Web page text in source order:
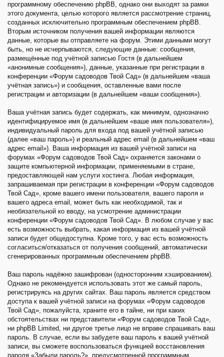
программному обеспечению phpBB, однако они выходят за рамки
этого документа, целью которого является рассмотрение страниц,
созданных исключительно программным обеспечением phpBB.
Вторым источником получения вашей информации являются
данные, которые вы отправляете на форум. Этими данными могут
быть, но не исчерпываются, следующие данные: сообщения,
размещённые под учётной записью Гостя (в дальнейшем
«анонимные сообщения»), данные, указанные при регистрации в
конференции «Форум садоводов Твой Сад» (в дальнейшем «ваша
учётная запись») и сообщения, оставленные вами после
регистрации и авторизации (в дальнейшем «ваши сообщения»).
Ваша учётная запись будет содержать, как минимум, однозначно
идентифицируемое имя (в дальнейшем «ваше имя пользователя»),
индивидуальный пароль для входа под вашей учётной записью
(далее «ваш пароль») и реальный адрес email (в дальнейшем «ваш
адрес email»). Ваша информация из вашей учётной записи на
форумах «Форум садоводов Твой Сад» охраняется законами о
защите компьютерной информации, применяемыми в стране,
предоставляющей нам услуги хостинга. Любая информация,
запрашиваемая при регистрации в конференции «Форум садоводов
Твой Сад», кроме вашего имени пользователя, вашего пароля и
вашего адреса email, может быть как необходимой, так и
необязательной ко вводу, на усмотрение администрации
конференции «Форум садоводов Твой Сад». В любом случае у вас
есть возможность выбрать, какая информация из вашей учётной
записи будет общедоступна. Кроме того, у вас есть возможность
согласиться/отказаться от получения сообщений, автоматически
сгенерированных программным обеспечением phpBB.
Ваш пароль надёжно зашифрован (односторонним хэшированием).
Однако не рекомендуется использовать этот же самый пароль,
регистрируясь на других сайтах. Ваш пароль является средством
доступа к вашей учётной записи на форумах «Форум садоводов
Твой Сад», пожалуйста, храните его в тайне, ни при каких
обстоятельствах ни представители «Форум садоводов Твой Сад»,
ни phpBB Limited, ни другое третье лицо не вправе спрашивать ваш
пароль. В случае, если вы забудете ваш пароль к вашей учётной
записи, вы сможете воспользоваться функцией восстановления
пароля «Забыли пароль?», предусмотренной программным